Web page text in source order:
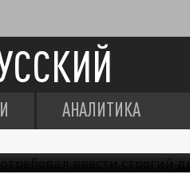
АНАЛИТИКА